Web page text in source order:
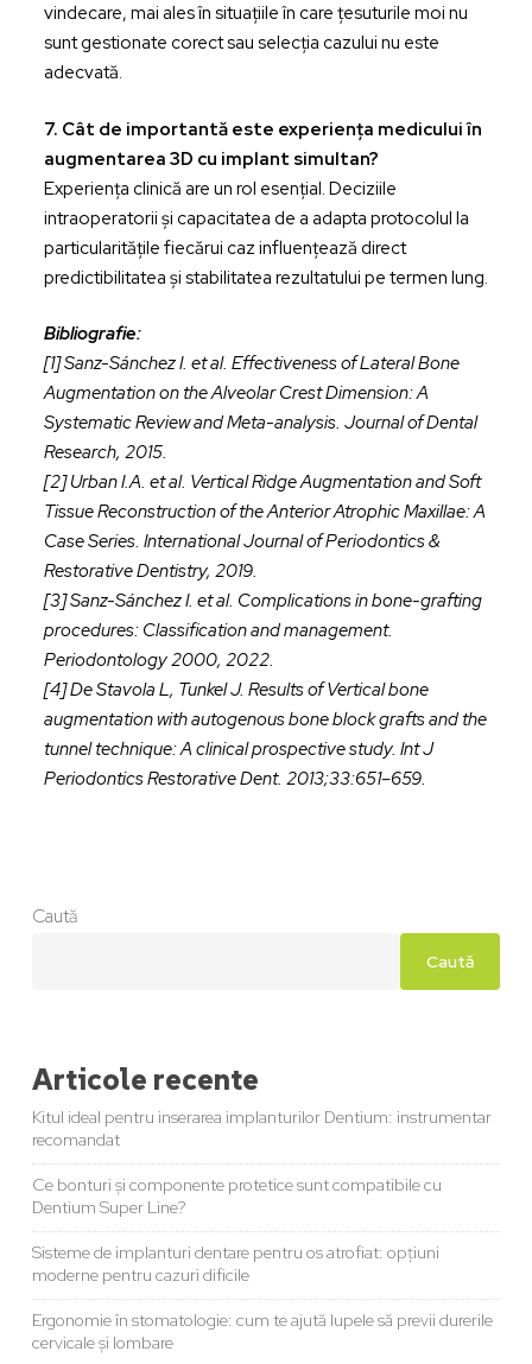
vindecare, mai ales în situațiile în care țesuturile moi nu
sunt gestionate corect sau selecția cazului nu este
adecvată.
7. Cât de importantă este experiența medicului în
augmentarea 3D cu implant simultan?
Experiența clinică are un rol esențial. Deciziile
intraoperatorii și capacitatea de a adapta protocolul la
particularitățile fiecărui caz influențează direct
predictibilitatea și stabilitatea rezultatului pe termen lung.
Bibliografie:
[1] Sanz-Sánchez I. et al. Effectiveness of Lateral Bone
Augmentation on the Alveolar Crest Dimension: A
Systematic Review and Meta-analysis. Journal of Dental
Research, 2015.
[2] Urban I.A. et al. Vertical Ridge Augmentation and Soft
Tissue Reconstruction of the Anterior Atrophic Maxillae: A
Case Series. International Journal of Periodontics &
Restorative Dentistry, 2019.
[3] Sanz-Sánchez I. et al. Complications in bone-grafting
procedures: Classification and management.
Periodontology 2000, 2022.
[4] De Stavola L, Tunkel J. Results of Vertical bone
augmentation with autogenous bone block grafts and the
tunnel technique: A clinical prospective study. Int J
Periodontics Restorative Dent. 2013;33:651–659.
Caută
Caută
Articole recente
Kitul ideal pentru inserarea implanturilor Dentium: instrumentar
recomandat
Ce bonturi și componente protetice sunt compatibile cu
Dentium Super Line?
Sisteme de implanturi dentare pentru os atrofiat: opțiuni
moderne pentru cazuri dificile
Ergonomie în stomatologie: cum te ajută lupele să previi durerile
cervicale și lombare